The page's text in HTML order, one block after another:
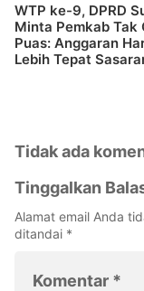
WTP ke-9, DPRD
Minta Pemkab Tak
Puas: Anggaran
Lebih Tepat
Tidak ada
Tinggalkan
Alamat email Anda
ditandai *
Komentar *